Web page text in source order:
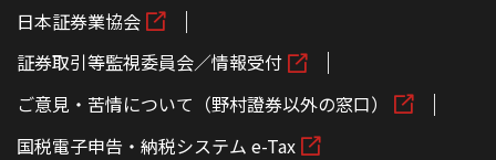
日本証券業協会
証券取引等監視委員会／情報受付
ご意見・苦情について（野村證券以外の窓口）
国税電子申告・納税システム e-Tax